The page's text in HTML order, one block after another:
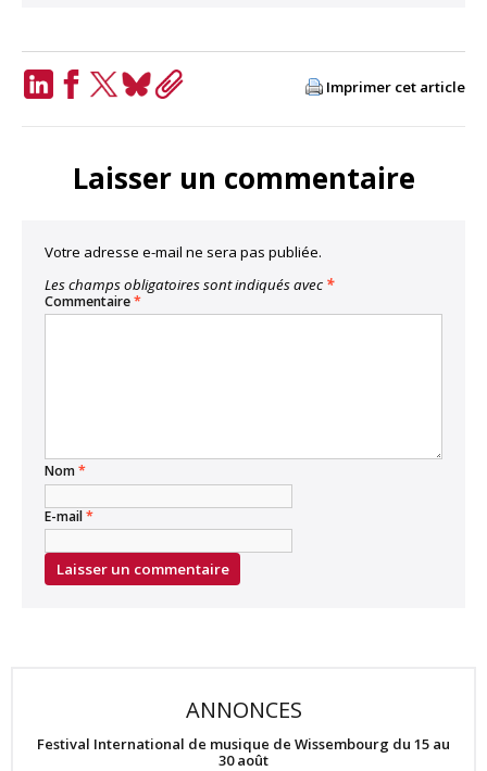
Imprimer cet article
Laisser un commentaire
Votre adresse e-mail ne sera pas publiée.
Les champs obligatoires sont indiqués avec *
Commentaire*
Nom*
E-mail*
ANNONCES
Festival International de musique de Wissembourg du 15 au
30 août